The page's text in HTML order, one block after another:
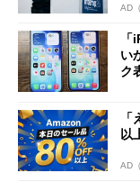
AD
い
ク
以
AD